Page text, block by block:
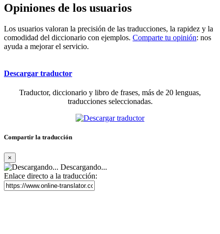
Opiniones de los usuarios
Los usuarios valoran la precisión de las traducciones, la rapidez y la
comodidad del diccionario con ejemplos. Comparte tu opinión: nos
ayuda a mejorar el servicio.
Descargar traductor
Traductor, diccionario y libro de frases, más de 20 lenguas,
traducciones seleccionadas.
Compartir la traducción
×
Descargando...
Enlace directo a la traducción: